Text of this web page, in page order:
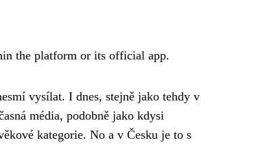
the platform or its official app.
vysílat. I dnes, stejně jako tehdy v
média, podobně jako kdysi
kategorie. No a v Česku je to s